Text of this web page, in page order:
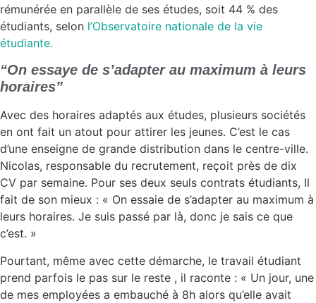
rémunérée en parallèle de ses études, soit 44 % des
étudiants, selon l’Observatoire nationale de la vie
étudiante.
“On essaye de s’adapter au maximum à leurs
horaires”
Avec des horaires adaptés aux études, plusieurs sociétés
en ont fait un atout pour attirer les jeunes. C’est le cas
d’une enseigne de grande distribution dans le centre-ville.
Nicolas, responsable du recrutement, reçoit près de dix
CV par semaine. Pour ses deux seuls contrats étudiants, Il
fait de son mieux : « On essaie de s’adapter au maximum à
leurs horaires. Je suis passé par là, donc je sais ce que
c’est. »
Pourtant, même avec cette démarche, le travail étudiant
prend parfois le pas sur le reste , il raconte : « Un jour, une
de mes employées a embauché à 8h alors qu’elle avait